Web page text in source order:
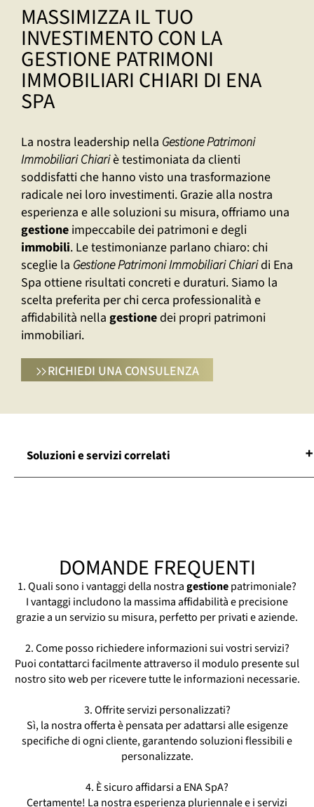
MASSIMIZZA IL TUO
INVESTIMENTO CON LA
GESTIONE PATRIMONI
IMMOBILIARI CHIARI DI ENA
SPA
La nostra leadership nella Gestione Patrimoni
Immobiliari Chiariè testimoniata da clienti
soddisfatti che hanno visto una trasformazione
radicale nei loro investimenti. Grazie alla nostra
esperienza e alle soluzioni su misura, offriamo una
gestione impeccabile dei patrimoni e degli
immobili. Le testimonianze parlano chiaro: chi
sceglie la Gestione Patrimoni Immobiliari Chiaridi Ena
Spa ottiene risultati concreti e duraturi. Siamo la
scelta preferita per chi cerca professionalità e
affidabilità nella gestionedei propri patrimoni
immobiliari.
RICHIEDI UNA CONSULENZA
Soluzioni e servizi correlati
Facility Management Chiari
Facility Manager Chiari
Gestione Immobili Conto Terzi Chiari
Gestione Immobiliare Chiari
Property Management Chiari
Property Manager Chiari
Real Estate Chiari
Società Di Property Management Chiari
Studio Amministrativo Immobiliare Chiari
DOMANDE FREQUENTI
1. Quali sono i vantaggi della nostragestionepatrimoniale?
I vantaggi includono la massima affidabilità e precisione
grazie a un servizio su misura, perfetto per privati e aziende.
2. Come posso richiedere informazioni sui vostri servizi?
Puoi contattarci facilmente attraverso il modulo presente sul
nostro sito web per ricevere tutte le informazioni necessarie.
3. Offrite servizi personalizzati?
Sì, la nostra offerta è pensata per adattarsi alle esigenze
specifiche di ogni cliente, garantendo soluzioni flessibili e
personalizzate.
4. È sicuro affidarsi a ENA SpA?
Certamente! La nostra esperienza pluriennale e i servizi